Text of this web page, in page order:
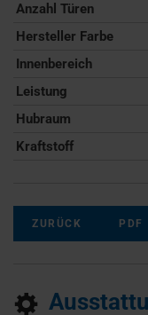
Anzahl Türen
Hersteller Farbe
Innenbereich
Leistung
Hubraum
Kraftstoff
ZURÜCK PDF